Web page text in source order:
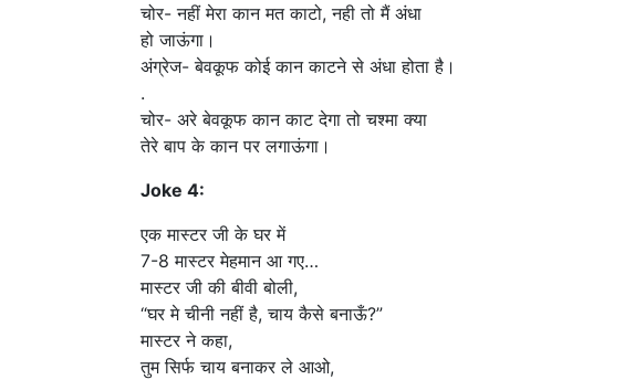
चोर- नहीं मेरा कान मत काटो, नही तो मैं अंधा
हो जाऊंगा।
अंग्रेज- बेवकूफ कोई कान काटने से अंधा होता है।
.
चोर- अरे बेवकूफ कान काट देगा तो चश्मा क्या
तेरे बाप के कान पर लगाऊंगा।
Joke 4:
एक मास्टर जी के घर में
7-8 मास्टर मेहमान आ गए…
मास्टर जी की बीवी बोली,
“घर मे चीनी नहीं है, चाय कैसे बनाऊँ?”
मास्टर ने कहा,
तुम सिर्फ चाय बनाकर ले आओ,